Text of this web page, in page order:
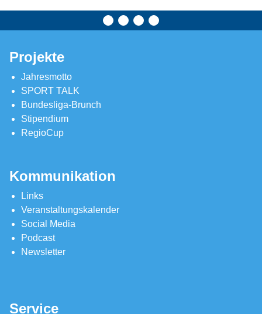
Projekte
Jahresmotto
SPORT TALK
Bundesliga-Brunch
Stipendium
RegioCup
Kommunikation
Links
Veranstaltungskalender
Social Media
Podcast
Newsletter
Service